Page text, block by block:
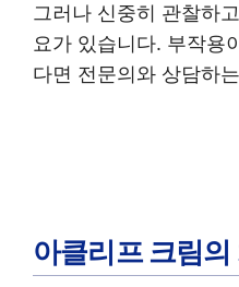
그러나 신중히 관찰하
요가 있습니다. 부작용
다면 전문의와 상담하
아클리프 크림의